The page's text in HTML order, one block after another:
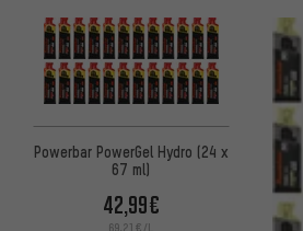
Powerbar PowerGel Hydro (24 x
67 ml)
42,99€
69,21€/L